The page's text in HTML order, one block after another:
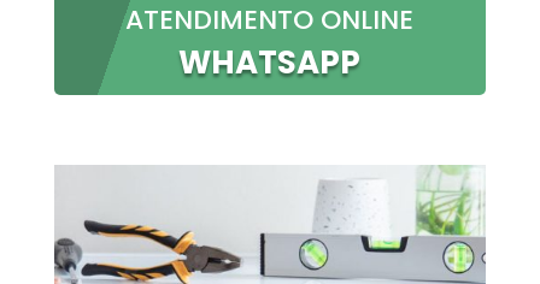
ATENDIMENTO ONLINE
WHATSAPP